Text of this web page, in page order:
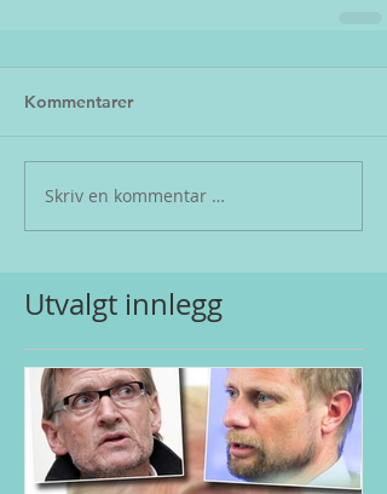
Kommentarer
Skriv en kommentar …
Utvalgt innlegg